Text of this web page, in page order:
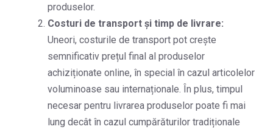
produselor.
Costuri de transport și timp de livrare:
Uneori, costurile de transport pot crește
semnificativ prețul final al produselor
achiziționate online, în special în cazul articolelor
voluminoase sau internaționale. În plus, timpul
necesar pentru livrarea produselor poate fi mai
lung decât în cazul cumpărăturilor tradiționale